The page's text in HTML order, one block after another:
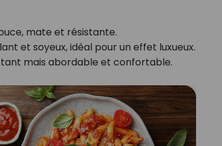
mate et résistante.
et soyeux, idéal pour un effet luxueux.
mais abordable et confortable.